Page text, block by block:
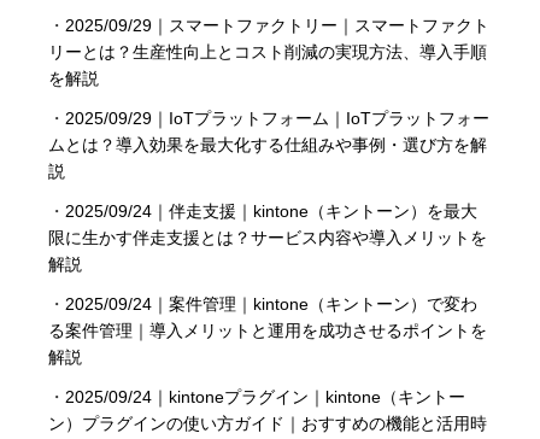
・ 2025/09/29｜スマートファクトリー｜スマートファクト
リーとは？生産性向上とコスト削減の実現方法、導入手順
を解説
・ 2025/09/29｜IoTプラットフォーム｜IoTプラットフォー
ムとは？導入効果を最大化する仕組みや事例・選び方を解
説
・ 2025/09/24｜伴走支援｜kintone（キントーン）を最大
限に生かす伴走支援とは？サービス内容や導入メリットを
解説
・ 2025/09/24｜案件管理｜kintone（キントーン）で変わ
る案件管理｜導入メリットと運用を成功させるポイントを
解説
・ 2025/09/24｜kintoneプラグイン｜kintone（キントー
ン）プラグインの使い方ガイド｜おすすめの機能と活用時